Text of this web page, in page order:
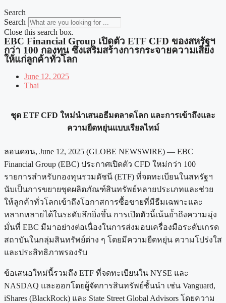
Search
Search
Close this search box.
EBC Financial Group เปิดตัว ETF CFD ของสหรัฐฯ
กว่า 100 กองทุน ซึ่งเสริมสร้างการกระจายความเสี่ยง
ให้แก่ลูกค้าทั่วโลก
June 12, 2025
Thai
ชุด ETF CFD ใหม่นำเสนอธีมตลาดโลก และการเข้าถึงและ
ความยืดหยุ่นแบบเรียลไทม์
ลอนดอน, June 12, 2025 (GLOBE NEWSWIRE) — EBC
Financial Group (EBC) ประกาศเปิดตัว CFD ใหม่กว่า 100
รายการสำหรับกองทุนรวมดัชนี (ETF) ที่จดทะเบียนในสหรัฐฯ
นับเป็นการขยายชุดผลิตภัณฑ์สินทรัพย์หลายประเภทและช่วย
ให้ลูกค้าทั่วโลกเข้าถึงโอกาสการซื้อขายที่มีธีมเฉพาะและ
หลากหลายได้ในระดับลึกยิ่งขึ้น การเปิดตัวนี้เน้นย้ำถึงความมุ่ง
มั่นที่ EBC มีมาอย่างต่อเนื่องในการส่งมอบเครื่องมือระดับเกรด
สถาบันในกลุ่มสินทรัพย์ต่าง ๆ โดยมีความยืดหยุ่น ความโปร่งใส
และประสิทธิภาพรองรับ
ข้อเสนอใหม่นี้รวมถึง ETF ที่จดทะเบียนใน NYSE และ
NASDAQ และออกโดยผู้จัดการสินทรัพย์ชั้นนำ เช่น Vanguard,
iShares (BlackRock) และ State Street Global Advisors โดยความ